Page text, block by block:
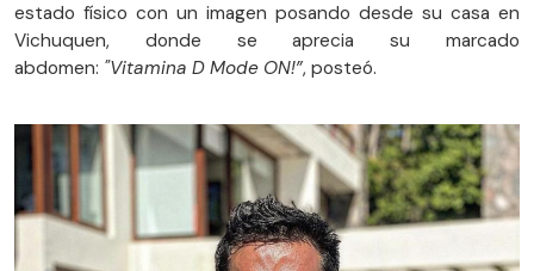
estado físico con un imagen posando desde su casa en
Vichuquen, donde se aprecia su marcado
abdomen: "Vitamina D Mode ON!”, posteó.